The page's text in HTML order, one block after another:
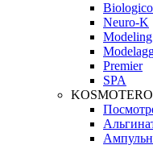
Neuro‑K
Premier
SPA